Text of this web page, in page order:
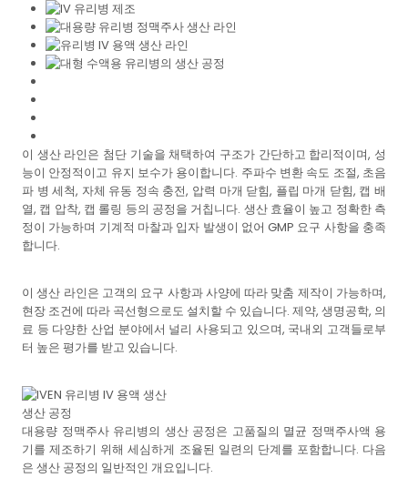
이 생산 라인은 첨단 기술을 채택하여 구조가 간단하고 합리적이며, 성
능이 안정적이고 유지 보수가 용이합니다. 주파수 변환 속도 조절, 초음
파 병 세척, 자체 유동 정속 충전, 압력 마개 닫힘, 플립 마개 닫힘, 캡 배
열, 캡 압착, 캡 롤링 등의 공정을 거칩니다. 생산 효율이 높고 정확한 측
정이 가능하며 기계적 마찰과 입자 발생이 없어 GMP 요구 사항을 충족
합니다.
이 생산 라인은 고객의 요구 사항과 사양에 따라 맞춤 제작이 가능하며,
현장 조건에 따라 곡선형으로도 설치할 수 있습니다. 제약, 생명공학, 의
료 등 다양한 산업 분야에서 널리 사용되고 있으며, 국내외 고객들로부
터 높은 평가를 받고 있습니다.
생산 공정
대용량 정맥주사 유리병의 생산 공정은 고품질의 멸균 정맥주사액 용
기를 제조하기 위해 세심하게 조율된 일련의 단계를 포함합니다. 다음
은 생산 공정의 일반적인 개요입니다.